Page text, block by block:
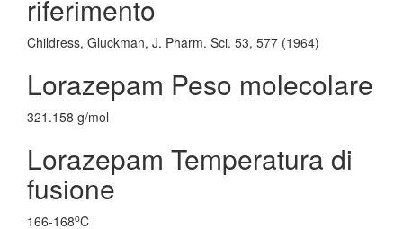
riferimento
Childress, Gluckman, J. Pharm. Sci. 53, 577 (1964)
Lorazepam Peso molecolare
321.158 g/mol
Lorazepam Temperatura di
fusione
166-168oC